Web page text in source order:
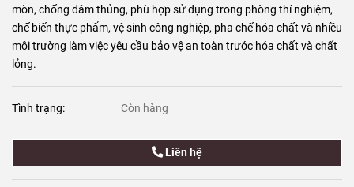
mòn, chống đâm thủng, phù hợp sử dụng trong phòng thí nghiệm,
chế biến thực phẩm, vệ sinh công nghiệp, pha chế hóa chất và nhiều
môi trường làm việc yêu cầu bảo vệ an toàn trước hóa chất và chất
lỏng.
Tình trạng: Còn hàng
Liên hệ